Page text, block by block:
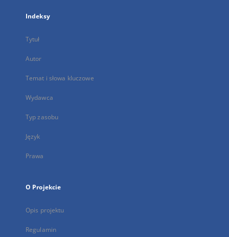
Indeksy
Tytuł
Autor
Temat i słowa kluczowe
Wydawca
Typ zasobu
Język
Prawa
O Projekcie
Opis projektu
Regulamin